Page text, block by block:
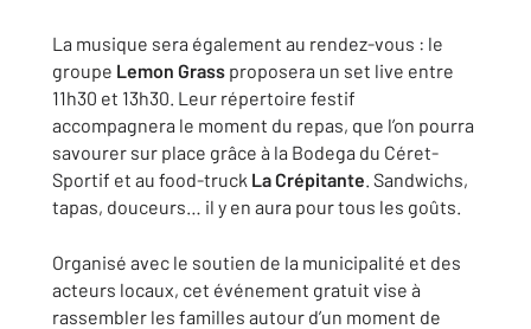
La musique sera également au rendez-vous : le
groupe Lemon Grass proposera un set live entre
11h30 et 13h30. Leur répertoire festif
accompagnera le moment du repas, que l’on pourra
savourer sur place grâce à la Bodega du Céret-
Sportif et au food-truck La Crépitante. Sandwichs,
tapas, douceurs… il y en aura pour tous les goûts.
Organisé avec le soutien de la municipalité et des
acteurs locaux, cet événement gratuit vise à
rassembler les familles autour d’un moment de